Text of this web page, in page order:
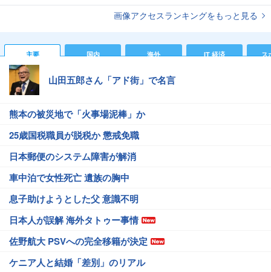
画像アクセスランキングをもっと見る
主要 国内 海外 IT 経済 ス
山田五郎さん「アド街」で名言
熊本の被災地で「火事場泥棒」か
25歳国税職員が脱税か 懲戒免職
日本郵便のシステム障害が解消
車中泊で女性死亡 遺族の胸中
息子助けようとした父 意識不明
日本人が誤解 海外タトゥー事情
佐野航大 PSVへの完全移籍が決定
ケニア人と結婚「差別」のリアル